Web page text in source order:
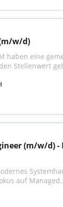
w/d)
haben eine
Stellenwert
(m/w/d) -
auf